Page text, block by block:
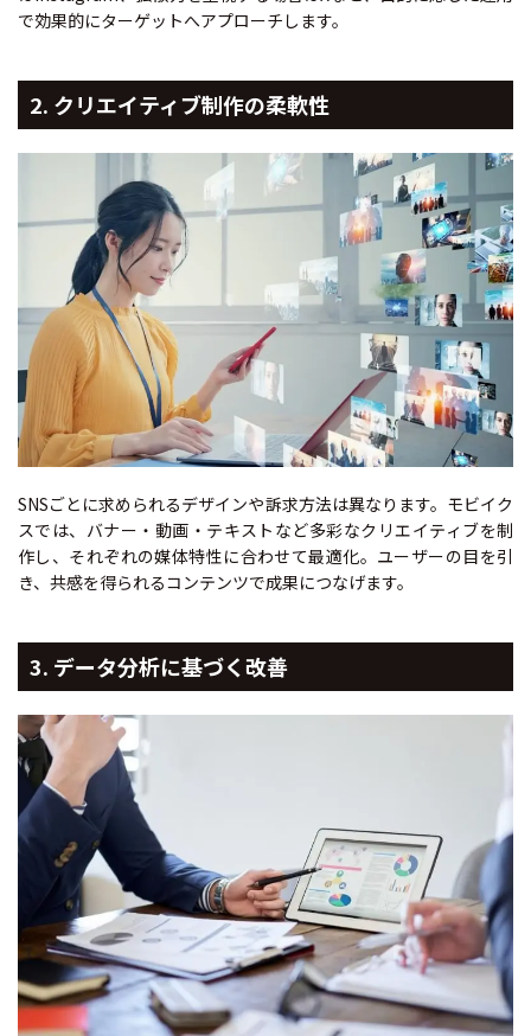
で効果的にターゲットへアプローチします。
2. クリエイティブ制作の柔軟性
SNSごとに求められるデザインや訴求方法は異なります。モビイク
スでは、バナー・動画・テキストなど多彩なクリエイティブを制
作し、それぞれの媒体特性に合わせて最適化。ユーザーの目を引
き、共感を得られるコンテンツで成果につなげます。
3. データ分析に基づく改善